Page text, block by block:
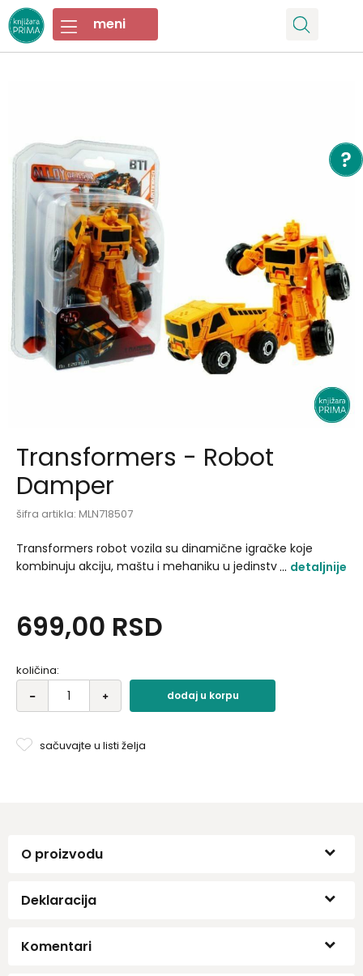
Transformers - Robot
Damper
šifra artikla: MLN718507
Transformers robot vozila su dinamične igračke koje
kombinuju akciju, maštu i mehaniku u jedinstvenomdetaljnije
699,00 RSD
količina:
dodaj u korpu
sačuvajte u listi želja
O proizvodu
Deklaracija
Komentari